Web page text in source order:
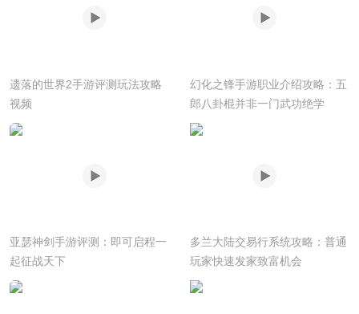
遗落的世界2手游评测玩法攻略
视频
幻化之锋手游职业介绍攻略：五
郎八卦棍并非一门武功绝学
亚瑟神剑手游评测：即可启程一
起征战天下
多兰大陆交易行系统攻略：普通
玩家快速发家致富机会